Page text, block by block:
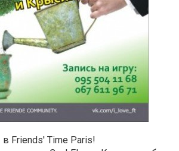
Friends' Time Paris!